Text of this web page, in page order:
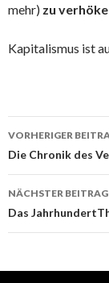
mehr) zu
Kapitalismus ist
Beitrags-
VORHERIGER
Die Chronik des
NÄCHSTER BEITRAG
Das